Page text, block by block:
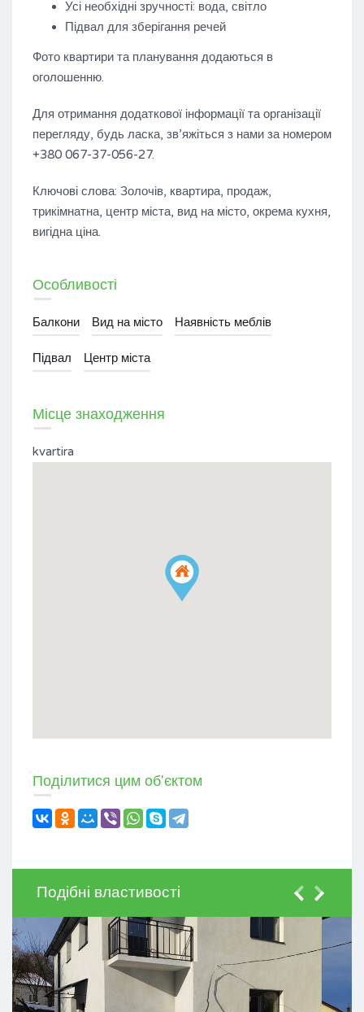
Усі необхідні зручності: вода, світло
Підвал для зберігання речей
Фото квартири та планування додаються в
оголошенню.
Для отримання додаткової інформації та організації
перегляду, будь ласка, зв’яжіться з нами за номером
+380 067-37-056-27.
Ключові слова: Золочів, квартира, продаж,
трикімнатна, центр міста, вид на місто, окрема кухня,
вигідна ціна.
Особливості
Балкони Вид на місто Наявність меблів
Підвал Центр міста
Місце знаходження
kvartira
Поділитися цим об'єктом
Подібні властивості